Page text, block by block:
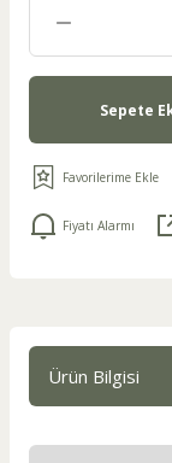
Sepete
Fiyatı Alarmı
Ürün Bilgisi